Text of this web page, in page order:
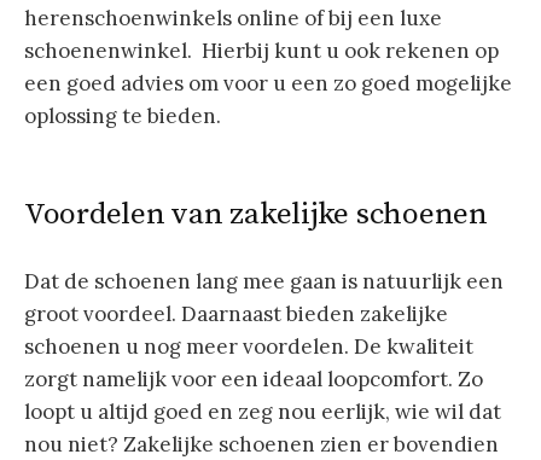
herenschoenwinkels online of bij een luxe
schoenenwinkel. Hierbij kunt u ook rekenen op
een goed advies om voor u een zo goed mogelijke
oplossing te bieden.
Voordelen van zakelijke schoenen
Dat de schoenen lang mee gaan is natuurlijk een
groot voordeel. Daarnaast bieden zakelijke
schoenen u nog meer voordelen. De kwaliteit
zorgt namelijk voor een ideaal loopcomfort. Zo
loopt u altijd goed en zeg nou eerlijk, wie wil dat
nou niet? Zakelijke schoenen zien er bovendien